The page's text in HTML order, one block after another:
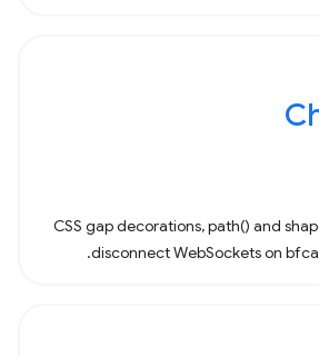
CSS gap decorations, path() and
disconnect WebSockets on